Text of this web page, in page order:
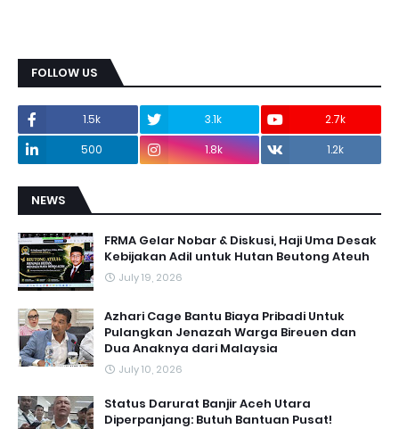
FOLLOW US
1.5k 3.1k
2.7k
500
1.8k 1.2k
NEWS
FRMA Gelar Nobar & Diskusi, Haji Uma Desak
Kebijakan Adil untuk Hutan Beutong Ateuh
July 19, 2026
Azhari Cage Bantu Biaya Pribadi Untuk
Pulangkan Jenazah Warga Bireuen dan
Dua Anaknya dari Malaysia
July 10, 2026
Status Darurat Banjir Aceh Utara
Diperpanjang: Butuh Bantuan Pusat!